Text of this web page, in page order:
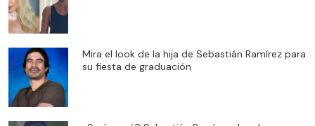
Mira el look de la hija de Sebastián Ramírez para
su fiesta de graduación